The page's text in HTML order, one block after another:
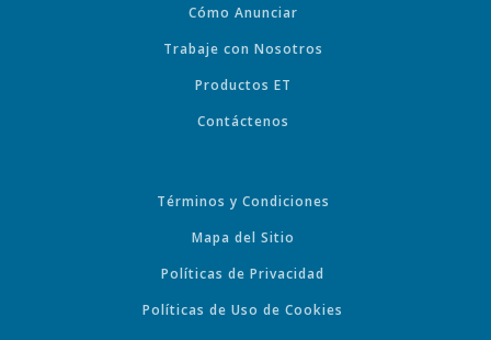
Cómo Anunciar
Trabaje con Nosotros
Productos ET
Contáctenos
Términos y Condiciones
Mapa del Sitio
Políticas de Privacidad
Políticas de Uso de Cookies